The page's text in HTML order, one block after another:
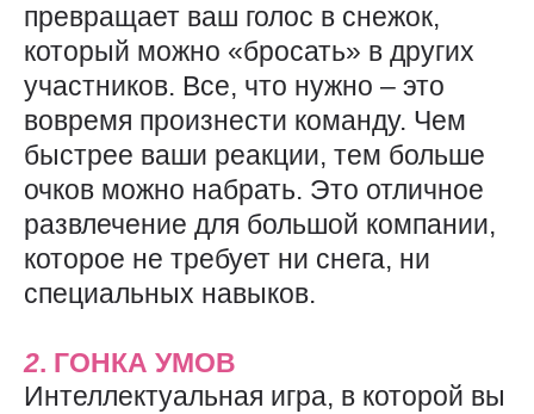
превращает ваш голос в снежок,
который можно «бросать» в других
участников. Все, что нужно – это
вовремя произнести команду. Чем
быстрее ваши реакции, тем больше
очков можно набрать. Это отличное
развлечение для большой компании,
которое не требует ни снега, ни
специальных навыков.
2. ГОНКА УМОВ
Интеллектуальная игра, в которой вы